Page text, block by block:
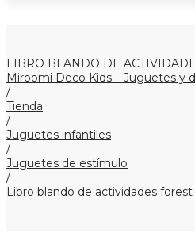
LIBRO BLANDO DE
Miroomi Deco Kids – Juguetes y
/
Tienda
/
Juguetes infantiles
/
Juguetes de estímulo
/
Libro blando de actividades